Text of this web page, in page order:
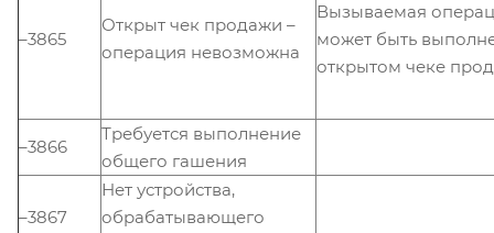
–3865
Открыт чек продажи –
операция невозможна
Вызываемая
может быть
открытом чеке
–3866
Требуется выполнение
общего гашения
–3867
Нет устройства,
обрабатывающего